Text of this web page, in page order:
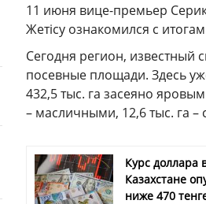
11 июня вице-премьер
Жетісу ознакомился с
Сегодня регион,
посевные площади. Здесь
432,5 тыс. га засеяно
– масличными, 12,6 тыс. га –
Курс доллара
Казахстане
ниже 470